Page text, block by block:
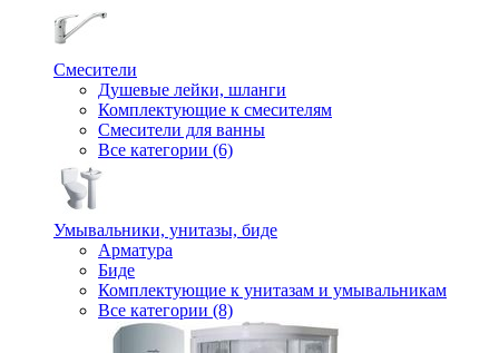
Смесители
Душевые лейки, шланги
Комплектующие к смесителям
Смесители для ванны
Все категории (6)
Умывальники, унитазы, биде
Арматура
Биде
Комплектующие к унитазам и умывальникам
Все категории (8)